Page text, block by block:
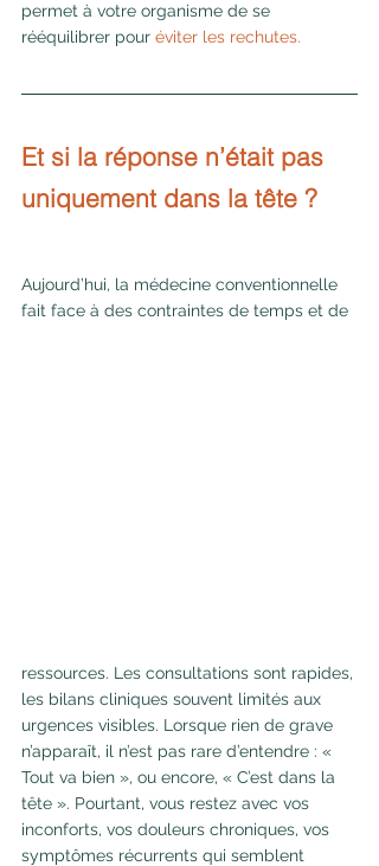
permet à votre organisme de se
rééquilibrer pour éviter les rechutes.
Et si la réponse n’était pas
uniquement dans la tête ?
Aujourd’hui, la médecine conventionnelle
fait face à des contraintes de temps et de
ressources. Les consultations sont rapides,
les bilans cliniques souvent limités aux
urgences visibles. Lorsque rien de grave
n’apparaît, il n’est pas rare d’entendre : «
Tout va bien », ou encore, « C’est dans la
tête ». Pourtant, vous restez avec vos
inconforts, vos douleurs chroniques, vos
symptômes récurrents qui semblent